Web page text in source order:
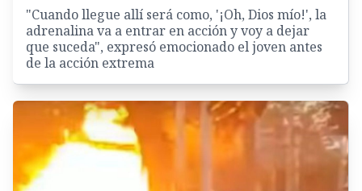
"Cuando llegue allí será como, '¡Oh, Dios mío!', la
adrenalina va a entrar en acción y voy a dejar
que suceda", expresó emocionado el joven antes
de la acción extrema